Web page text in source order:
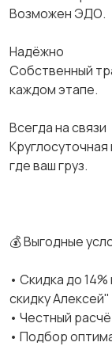
Возможен ЭДО.
Надёжно
Собственный
каждом этапе.
Всегда на связи
где ваш груз.
💰 Выгодные
• Скидка до
скидку Алексей"
• Честный
• Подбор